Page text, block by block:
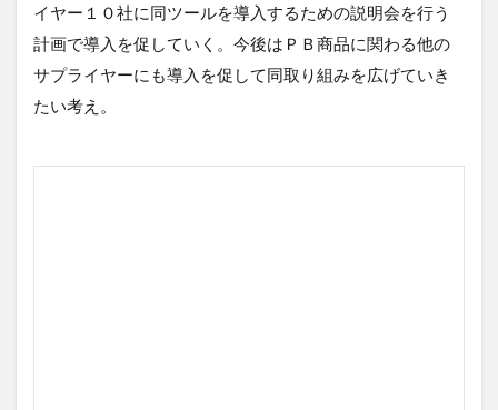
イヤー１０社に同ツールを導入するための説明会を行う
計画で導入を促していく。今後はＰＢ商品に関わる他の
サプライヤーにも導入を促して同取り組みを広げていき
たい考え。